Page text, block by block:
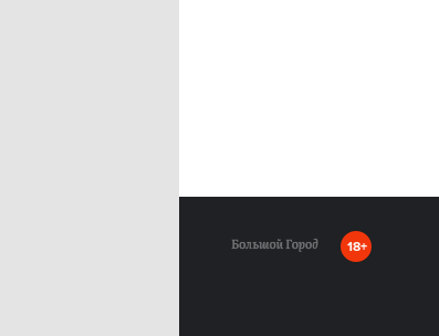
18+